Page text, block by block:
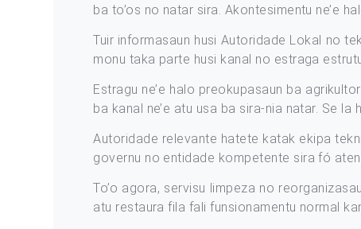
ba to’os no natar sira. Akontesimentu ne’e
Tuir informasaun husi Autoridade Lokal no
monu taka parte husi kanal no estraga
Estragu ne’e halo preokupasaun ba
ba kanal ne’e atu usa ba sira-nia natar. Se
Autoridade relevante hatete katak ekipa
governu no entidade kompetente sira fó
To’o agora, servisu limpeza no
atu restaura fila fali funsionamentu normal